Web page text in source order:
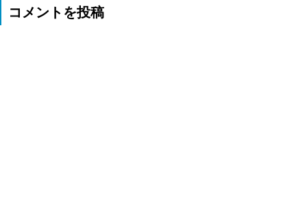
コメントを投稿